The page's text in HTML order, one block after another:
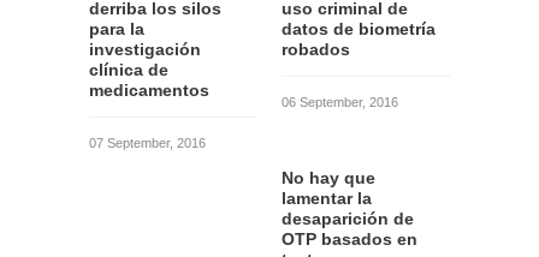
derriba los silos
para la
investigación
clínica de
medicamentos
07 September, 2016
uso criminal de
datos de biometría
robados
06 September, 2016
No hay que
lamentar la
desaparición de
OTP basados en